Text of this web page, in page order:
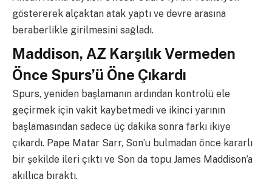
göstererek alçaktan atak yaptı ve devre arasına
beraberlikle girilmesini sağladı.
Maddison, AZ Karşılık Vermeden
Önce Spurs’ü Öne Çıkardı
Spurs, yeniden başlamanın ardından kontrolü ele
geçirmek için vakit kaybetmedi ve ikinci yarının
başlamasından sadece üç dakika sonra farkı ikiye
çıkardı. Pape Matar Sarr, Son’u bulmadan önce kararlı
bir şekilde ileri çıktı ve Son da topu James Maddison’a
akıllıca bıraktı.